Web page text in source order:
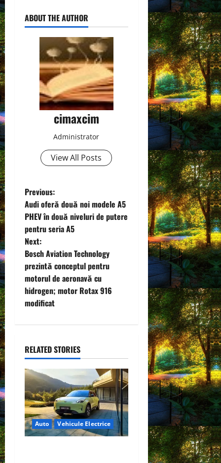
ABOUT THE AUTHOR
cimaxcim
Administrator
View All Posts
P
o
s
t
n
a
i
g
a
t
i
Previous:
Audi oferă două noi modele A5
PHEV în două niveluri de putere
pentru seria A5
Next:
Bosch Aviation Technology
prezintă conceptul pentru
motorul de aeronavă cu
hidrogen; motor Rotax 916
modificat
RELATED STORIES
Auto Vehicule Electrice